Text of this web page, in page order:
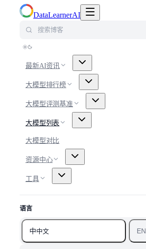
DataLearnerAI
最新AI资讯
大模型排行榜
大模型评测基准
大模型列表
大模型对比
资源中心
工具
语言
中中文 EN